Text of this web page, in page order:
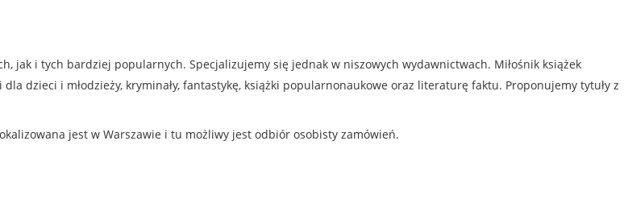
jak i tych bardziej popularnych. Specjalizujemy się jednak w niszowych wydawnictwach. Miłośnik książek
dzieci i młodzieży, kryminały, fantastykę, książki popularnonaukowe oraz literaturę faktu. Proponujemy tytuły z
jest w Warszawie i tu możliwy jest odbiór osobisty zamówień.